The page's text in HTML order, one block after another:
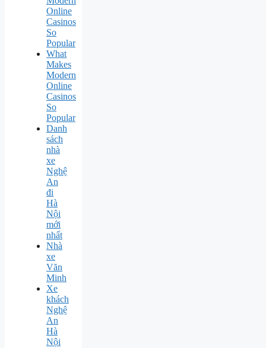
Online
Casinos
So
Popular
What
Makes
Modern
Online
Casinos
So
Popular
Danh
sách
nhà
xe
Nghệ
An
đi
Hà
Nội
mới
nhất
Nhà
xe
Văn
Minh
Xe
khách
Nghệ
An
Hà
Nội